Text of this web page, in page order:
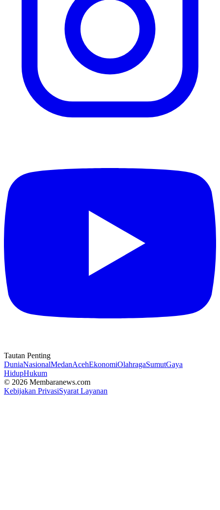
Tautan Penting
DuniaNasionalMedanAcehEkonomiOlahragaSumutGaya
HidupHukum
© 2026 Membaranews.com
Kebijakan PrivasiSyarat Layanan